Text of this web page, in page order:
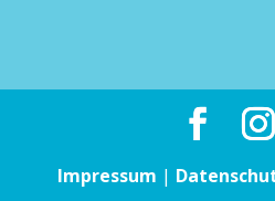
Impressum |